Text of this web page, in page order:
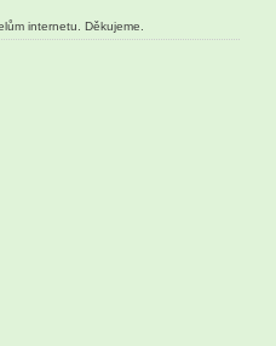
internetu. Děkujeme.